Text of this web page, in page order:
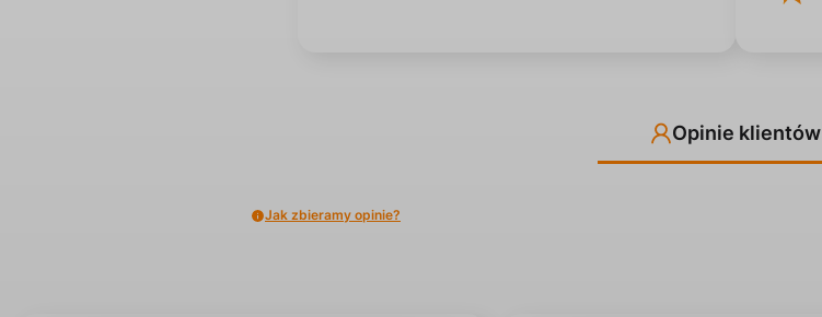
Opinie klientów
Jak zbieramy opinie?